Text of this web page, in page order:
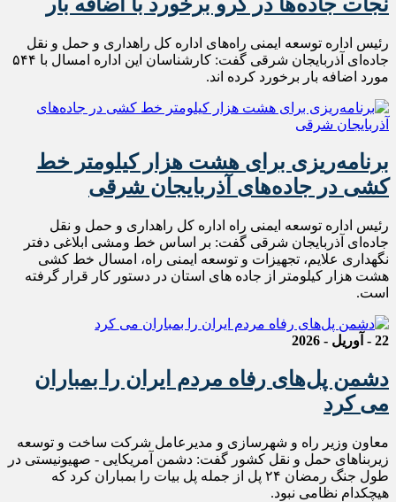
رئیس اداره توسعه ایمنی راه‌های اداره کل راهداری و حمل و نقل
جاده‌ای آذربایجان شرقی گفت: کارشناسان این‌ اداره امسال با ۵۴۴
مورد اضافه بار برخورد کرده اند.
برنامه‌ریزی برای هشت‌ هزار کیلومتر خط
کشی در جاده‌های آذربایجان شرقی
رئیس اداره توسعه ایمنی راه‌ اداره کل راهداری و حمل و نقل
جاده‌ای آذربایجان شرقی گفت: بر اساس خط و‌مشی ابلاغی دفتر
نگهداری علایم، تجهیزات و توسعه ایمنی راه، امسال خط کشی
هشت هزار کیلومتر از جاده های استان در دستور کار قرار گرفته
است.
22 - آوریل - 2026
دشمن پل‌های رفاه مردم ایران را بمباران
می کرد
معاون وزیر راه و شهرسازی و مدیرعامل شرکت ساخت و توسعه
زیربناهای حمل و نقل کشور گفت: دشمن آمریکایی - صهیونیستی در
طول جنگ رمضان ۲۴ پل از جمله پل بیات را بمباران کرد که
هیچکدام نظامی نبود‌.